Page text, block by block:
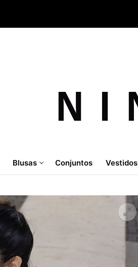
Blusas Conjuntos Vestidos